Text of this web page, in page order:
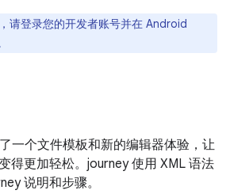
请登录您的开发者账号并在 Android
一个文件模板和新的编辑器体验，让
得更加轻松。journey 使用 XML 语法
说明和步骤。